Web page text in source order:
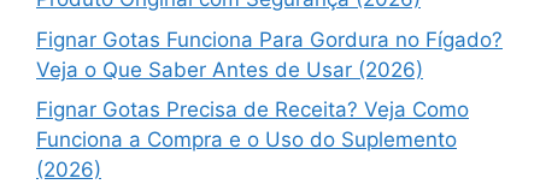
Fignar Gotas Funciona Para Gordura no Fígado?
Veja o Que Saber Antes de Usar (2026)
Fignar Gotas Precisa de Receita? Veja Como
Funciona a Compra e o Uso do Suplemento
(2026)